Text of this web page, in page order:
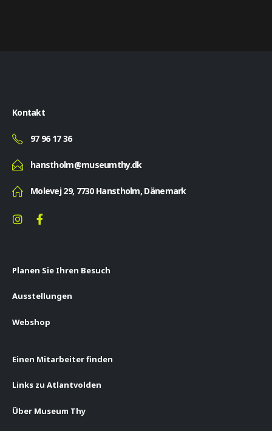
Kontakt
97 96 17 36
hanstholm@museumthy.dk
Molevej 29, 7730 Hanstholm, Dänemark
Planen Sie Ihren Besuch
Ausstellungen
Webshop
Einen Mitarbeiter finden
Links zu Atlantvolden
Über Museum Thy